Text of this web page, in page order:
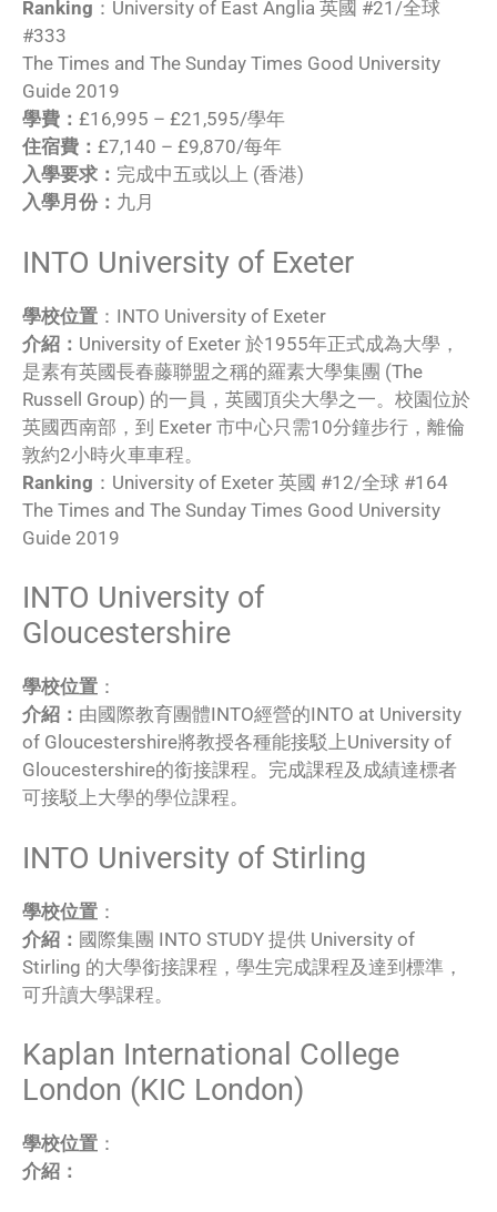
Ranking ：University of East Anglia 英國 #21/全球
#333
The Times and The Sunday Times Good University
Guide 2019
學費： £16,995 – £21,595/學年
住宿費： £7,140 – £9,870/每年
入學要求： 完成中五或以上 (香港)
入學月份： 九月
INTO University of Exeter
學校位置 ：INTO University of Exeter
介紹： University of Exeter 於1955年正式成為大學，
是素有英國長春藤聯盟之稱的羅素大學集團 (The
Russell Group) 的一員，英國頂尖大學之一。校園位於
英國西南部，到 Exeter 市中心只需10分鐘步行，離倫
敦約2小時火車車程。
Ranking ：University of Exeter 英國 #12/全球 #164
The Times and The Sunday Times Good University
Guide 2019
INTO University of
Gloucestershire
學校位置 ：
介紹： 由國際教育團體INTO經營的INTO at University
of Gloucestershire將教授各種能接駁上University of
Gloucestershire的銜接課程。完成課程及成績達標者
可接駁上大學的學位課程。
INTO University of Stirling
學校位置 ：
介紹： 國際集團 INTO STUDY 提供 University of
Stirling 的大學銜接課程，學生完成課程及達到標準，
可升讀大學課程。
Kaplan International College
London (KIC London)
學校位置 ：
介紹：